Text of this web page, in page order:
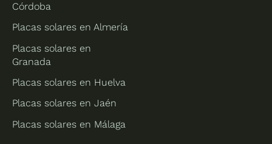
Córdoba
Placas solares en Almería
Placas solares en
Granada
Placas solares en Huelva
Placas solares en Jaén
Placas solares en Málaga